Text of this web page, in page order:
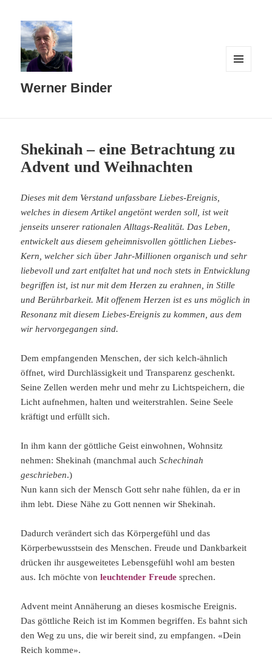
Werner Binder
Shekinah – eine Betrachtung zu
Advent und Weihnachten
Dieses mit dem Verstand unfassbare Liebes-Ereignis,
welches in diesem Artikel angetönt werden soll, ist weit
jenseits unserer rationalen Alltags-Realität. Das Leben,
entwickelt aus diesem geheimnisvollen göttlichen Liebes-
Kern, welcher sich über Jahr-Millionen organisch und sehr
liebevoll und zart entfaltet hat und noch stets in Entwicklung
begriffen ist, ist nur mit dem Herzen zu erahnen, in Stille
und Berührbarkeit. Mit offenem Herzen ist es uns möglich in
Resonanz mit diesem Liebes-Ereignis zu kommen, aus dem
wir hervorgegangen sind.
Dem empfangenden Menschen, der sich kelch-ähnlich
öffnet, wird Durchlässigkeit und Transparenz geschenkt.
Seine Zellen werden mehr und mehr zu Lichtspeichern, die
Licht aufnehmen, halten und weiterstrahlen. Seine Seele
kräftigt und erfüllt sich.
In ihm kann der göttliche Geist einwohnen, Wohnsitz
nehmen: Shekinah (manchmal auchSchechinah
geschrieben.)
Nun kann sich der Mensch Gott sehr nahe fühlen, da er in
ihm lebt. Diese Nähe zu Gott nennen wir Shekinah.
Dadurch verändert sich das Körpergefühl und das
Körperbewusstsein des Menschen. Freude und Dankbarkeit
drücken ihr ausgeweitetes Lebensgefühl wohl am besten
aus. Ich möchte vonleuchtender Freude sprechen.
Advent meint Annäherung an dieses kosmische Ereignis.
Das göttliche Reich ist im Kommen begriffen. Es bahnt sich
den Weg zu uns, die wir bereit sind, zu empfangen. «Dein
Reich komme».